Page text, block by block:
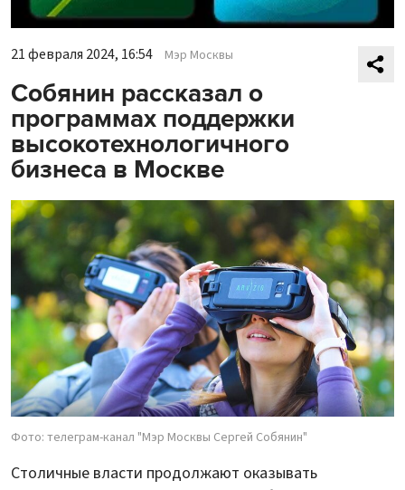
21 февраля 2024, 16:54 Мэр Москвы
Собянин рассказал о
программах поддержки
высокотехнологичного
бизнеса в Москве
Фото: телеграм-канал "Мэр Москвы Сергей Собянин"
Столичные власти продолжают оказывать